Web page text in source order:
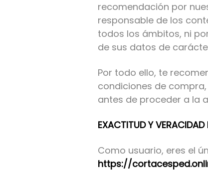
recomendación por
responsable de los
todos los ámbitos, ni
de sus datos de
Por todo ello, te
condiciones de
antes de proceder a la
EXACTITUD Y VERACIDAD
Como usuario, eres el
https://